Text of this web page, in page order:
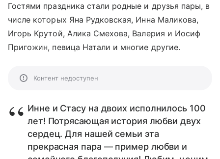
Гостями праздника стали родные и друзья пары, в
числе которых Яна Рудковская, Инна Маликова,
Игорь Крутой, Алика Смехова, Валерия и Иосиф
Пригожин, певица Натали и многие другие.
Контент недоступен
Инне и Стасу на двоих исполнилось 100
лет! Потрясающая история любви двух
сердец. Для нашей семьи эта
прекрасная пара — пример любви и